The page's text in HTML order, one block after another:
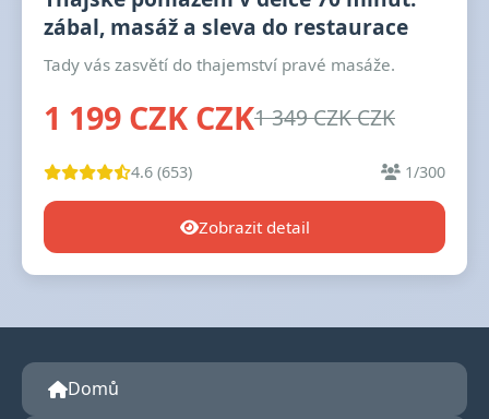
zábal, masáž a sleva do restaurace
Tady vás zasvětí do thajemství pravé masáže.
1 199 CZK CZK1 349 CZK CZK
4.6 (653) 1/300
Zobrazit detail
Domů